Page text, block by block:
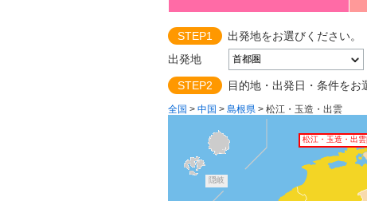
STEP1
出発地をお選びください。
出発地
STEP2 目的地・出発日・条件をお
全国 >中国 >島根県>松江・玉造・出雲
隠岐
松江・玉造・出雲